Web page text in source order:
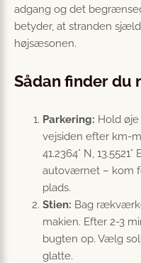
adgang og det
betyder, at stranden
højsæsonen.
Sådan finder du
Parkering: Hold
vejsiden efter km-
41.2364° N,
autoværnet – kom
plads.
Stien: Bag
makien. Efter 2-3
bugten op. Vælg
glatte.